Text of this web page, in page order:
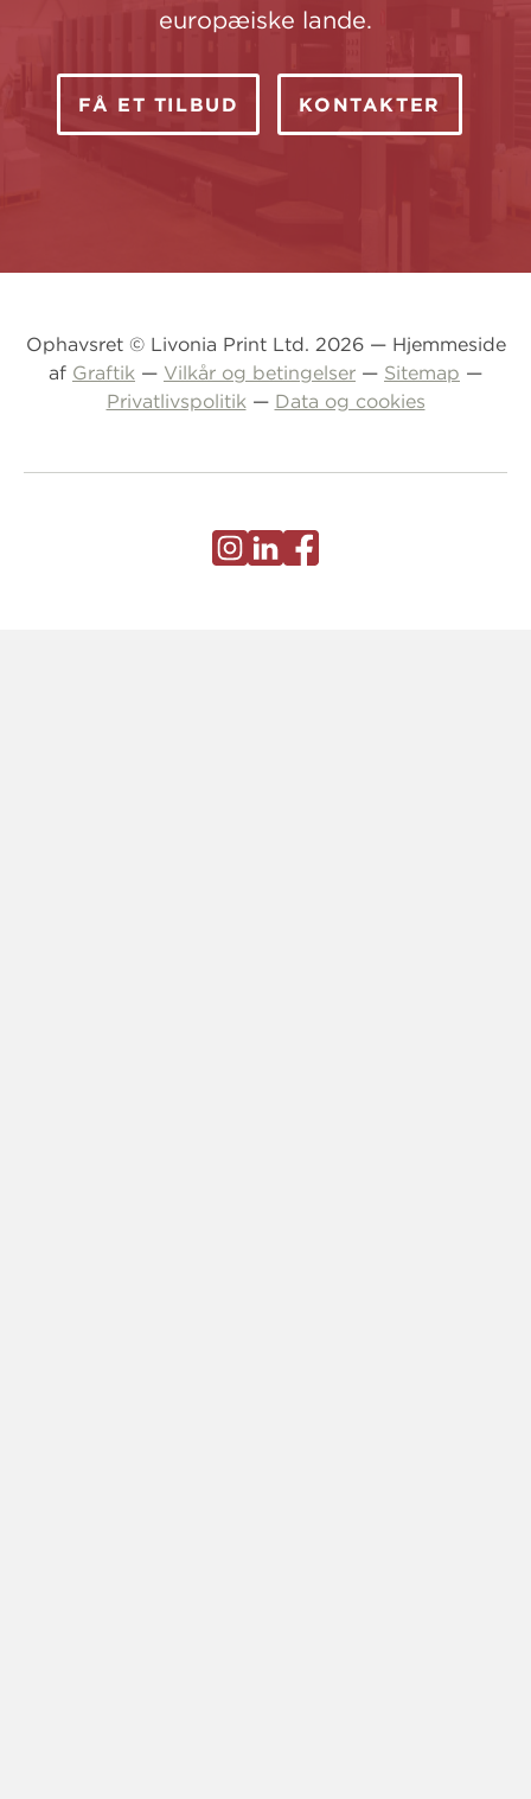
europæiske lande.
FÅ ET TILBUD KONTAKTER
Ophavsret © Livonia Print Ltd. 2026 — Hjemmeside
af Graftik — Vilkår og betingelser — Sitemap —
Privatlivspolitik— Data og cookies